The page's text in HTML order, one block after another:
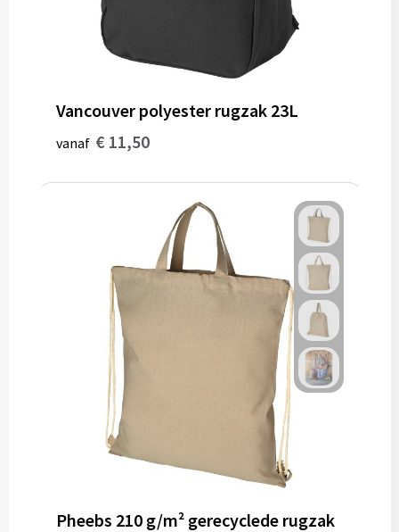
Vancouver polyester rugzak 23L
vanaf € 11,50
Pheebs 210 g/m² gerecyclede rugzak